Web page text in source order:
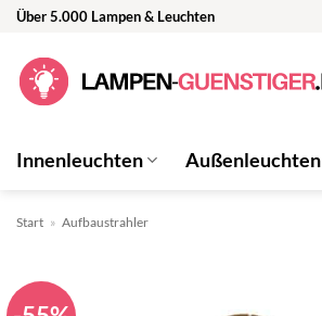
Zum
springen
Über 5.000 Lampen & Leuchten
Innenleuchten Außenleuchten
Start » Aufbaustrahler